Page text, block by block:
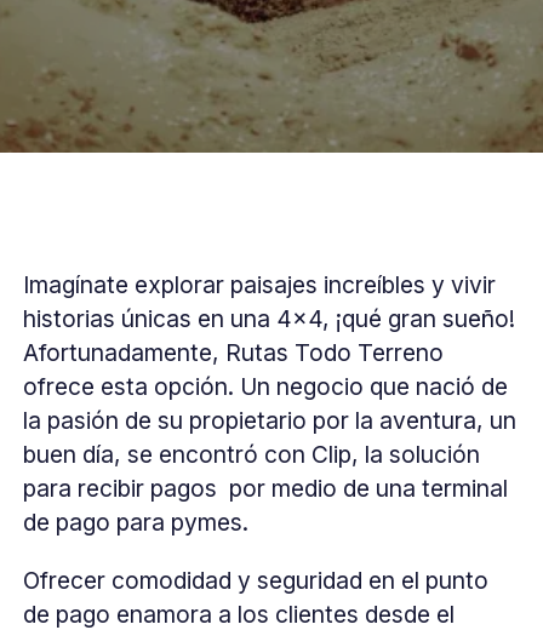
Imagínate explorar paisajes increíbles y vivir
historias únicas en una 4x4, ¡qué gran sueño!
Afortunadamente, Rutas Todo Terreno
ofrece esta opción. Un negocio que nació de
la pasión de su propietario por la aventura, un
buen día, se encontró con Clip, la solución
para recibir pagos por medio de una terminal
de pago para pymes.
Ofrecer comodidad y seguridad en el punto
de pago enamora a los clientes desde el